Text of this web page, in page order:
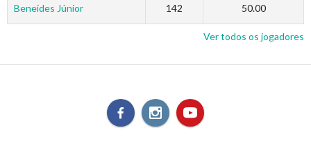
Beneides Júnior 142 50.00
Ver todos os jogadores